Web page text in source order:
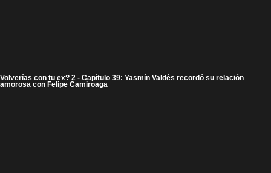
Volverías con tu ex? 2 - Capítulo 39: Yasmín Valdés recordó su relación
amorosa con Felipe Camiroaga